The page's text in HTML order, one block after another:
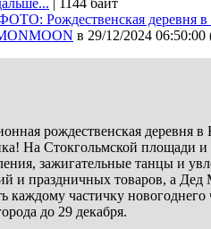
| 1144 байт
Рождественская деревня в
в 29/12/2024 06:50:00
рождественская деревня
На Стокгольмской площади
зажигательные танцы и
и праздничных товаров, а Дед
каждому частичку
до 29 декабря.